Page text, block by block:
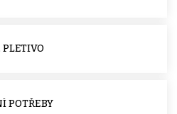
PLETIVO
POTŘEBY